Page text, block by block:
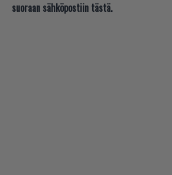
suoraan sähköpostiin tästä.